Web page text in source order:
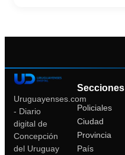
Uruguayenses.com
- Diario
digital de
Concepción
del Uruguay
Secciones
Policiales
Ciudad
Provincia
País